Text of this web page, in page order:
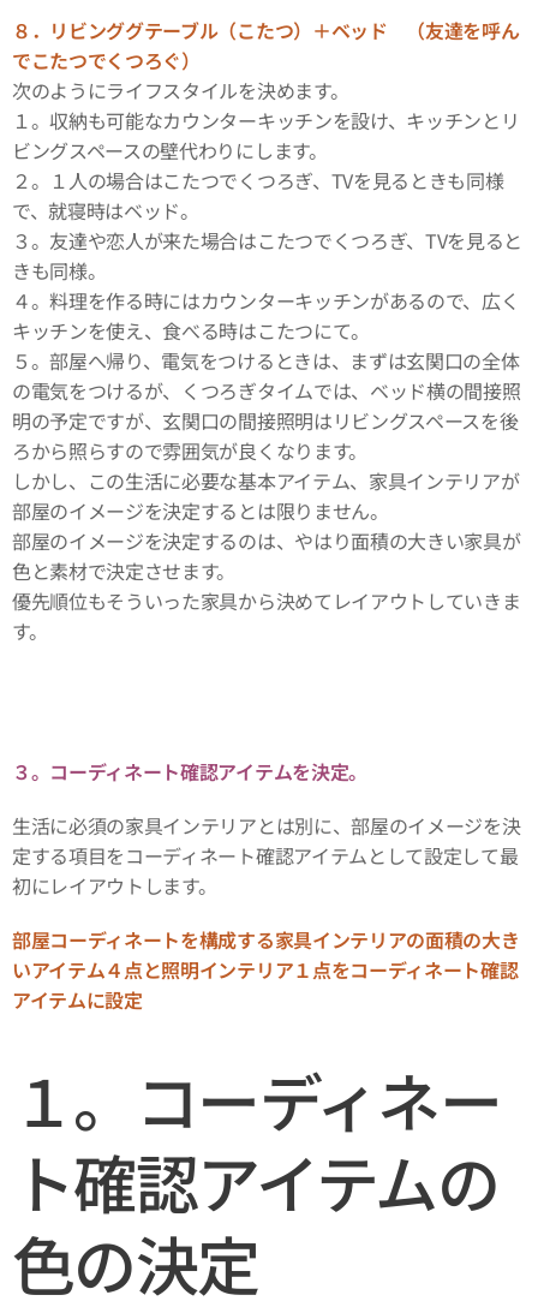
８． リビンググテーブル（こたつ）＋ベッド （友達を呼ん
でこたつでくつろぐ）
次のようにライフスタイルを決めます。
１。収納も可能なカウンターキッチンを設け、キッチンとリ
ビングスペースの壁代わりにします。
２。１人の場合はこたつでくつろぎ、TVを見るときも同様
で、就寝時はベッド。
３。友達や恋人が来た場合はこたつでくつろぎ、TVを見ると
きも同様。
４。料理を作る時にはカウンターキッチンがあるので、広く
キッチンを使え、食べる時はこたつにて。
５。部屋へ帰り、電気をつけるときは、まずは玄関口の全体
の電気をつけるが、くつろぎタイムでは、ベッド横の間接照
明の予定ですが、玄関口の間接照明はリビングスペースを後
ろから照らすので雰囲気が良くなります。
しかし、この生活に必要な基本アイテム、家具インテリアが
部屋のイメージを決定するとは限りません。
部屋のイメージを決定するのは、やはり面積の大きい家具が
色と素材で決定させます。
優先順位もそういった家具から決めてレイアウトしていきま
す。
３。コーディネート確認アイテムを決定。
生活に必須の家具インテリアとは別に、部屋のイメージを決
定する項目をコーディネート確認アイテムとして設定して最
初にレイアウトします。
部屋コーディネートを構成する家具インテリアの面積の大き
いアイテム４点と照明インテリア１点をコーディネート確認
アイテムに設定
１。コーディネー
ト確認アイテムの
色の決定